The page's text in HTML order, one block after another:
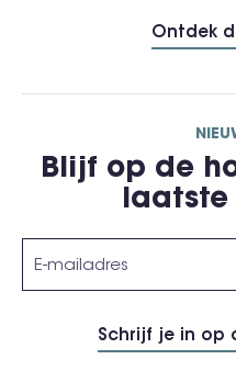
Ontdek
Blijf op de
laatste